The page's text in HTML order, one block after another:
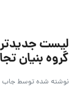
لیست
گروه بنیان تجارت | ۳۱
نوشته شده توسطجاب